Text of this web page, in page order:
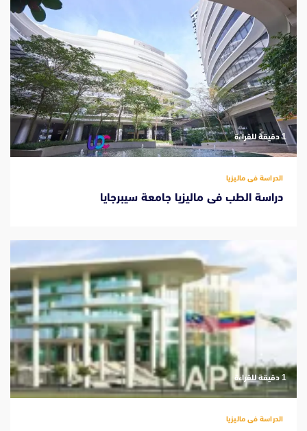
‫1 دقيقة للقراءة
الدراسة فى ماليزيا
دراسة الطب فى ماليزيا جامعة سيبرجايا
‫1 دقيقة للقراءة
الدراسة فى ماليزيا